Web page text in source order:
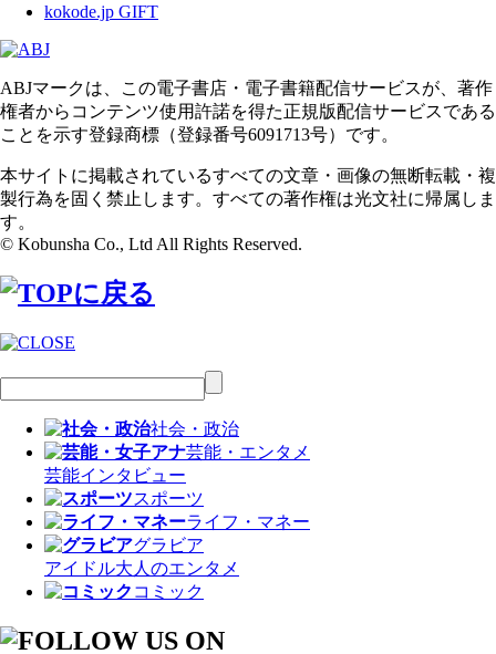
kokode.jp GIFT
ABJマークは、この電子書店・電子書籍配信サービスが、著作
権者からコンテンツ使用許諾を得た正規版配信サービスである
ことを示す登録商標（登録番号6091713号）です。
本サイトに掲載されているすべての文章・画像の無断転載・複
製行為を固く禁止します。すべての著作権は光文社に帰属しま
す。
© Kobunsha Co., Ltd All Rights Reserved.
社会・政治
芸能・エンタメ
芸能インタビュー
スポーツ
ライフ・マネー
グラビア
アイドル大人のエンタメ
コミック